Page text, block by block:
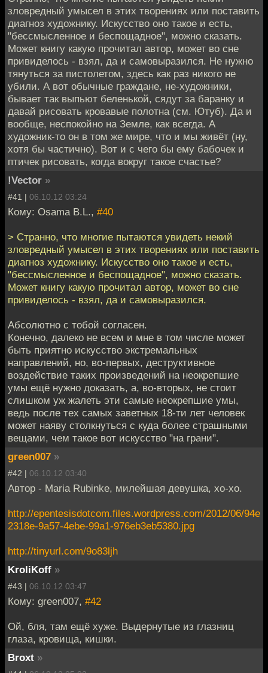
зловредный умысел в этих творениях или поставить
диагноз художнику. Искусство оно такое и есть,
"бессмысленное и беспощадное", можно сказать.
Может книгу какую прочитал автор, может во сне
привиделось - взял, да и самовыразился. Не нужно
тянуться за пистолетом, здесь как раз никого не
убили. А вот обычные граждане, не-художники,
бывает так выпьют беленькой, сядут за баранку и
давай рисовать кровавые полотна (см. Ютуб). Да и
вообще, неспокойно на Земле, как всегда. А
художник-то он в том же мире, что и мы живёт (ну,
хотя бы частично). Вот и с чего бы ему бабочек и
птичек рисовать, когда вокруг такое счастье?
!Vector »
#41 | 06.10.12 03:24
Кому: Osama B.L., #40
> Странно, что многие пытаются увидеть некий
зловредный умысел в этих творениях или поставить
диагноз художнику. Искусство оно такое и есть,
"бессмысленное и беспощадное", можно сказать.
Может книгу какую прочитал автор, может во сне
привиделось - взял, да и самовыразился.
Абсолютно с тобой согласен.
Конечно, далеко не всем и мне в том числе может
быть приятно искусство экстремальных
направлений, но, во-первых, деструктивное
воздействие таких произведений на неокрепшие
умы ещё нужно доказать, а, во-вторых, не стоит
слишком уж жалеть эти самые неокрепшие умы,
ведь после тех самых заветных 18-ти лет человек
может наяву столкнуться с куда более страшными
вещами, чем такое вот искусство "на грани".
green007 »
#42 | 06.10.12 03:40
Автор - Maria Rubinke, милейшая девушка, хо-хо.
http://epentesisdotcom.files.wordpress.com/2012/06/94e
2318e-9a57-4ebe-99a1-976eb3eb5380.jpg
http://tinyurl.com/9o83ljh
KroliKoff »
#43 | 06.10.12 03:47
Кому: green007, #42
Ой, бля, там ещё хуже. Выдернутые из глазниц
глаза, кровища, кишки.
Broxt »